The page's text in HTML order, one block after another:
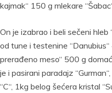
kajmak“ 150 g mlekare
On je izabrao i beli sečeni
od tune i testenine
prerađeno meso“ 500 g
je i pasirani paradajz
“C“, 1kg belog šećera kristal